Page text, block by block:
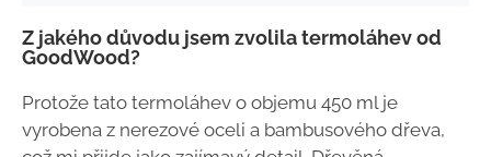
Z jakého důvodu jsem zvolila termoláhev od
GoodWood?
Protože tato termoláhev o objemu 450 ml je
vyrobena z nerezové oceli a bambusového dřeva,